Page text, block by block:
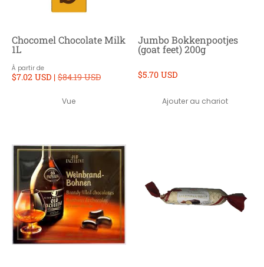
Chocomel Chocolate Milk
1L
À partir de
$7.02 USD | $84.19 USD
Vue
Jumbo Bokkenpootjes
(goat feet) 200g
$5.70 USD
Ajouter au chariot